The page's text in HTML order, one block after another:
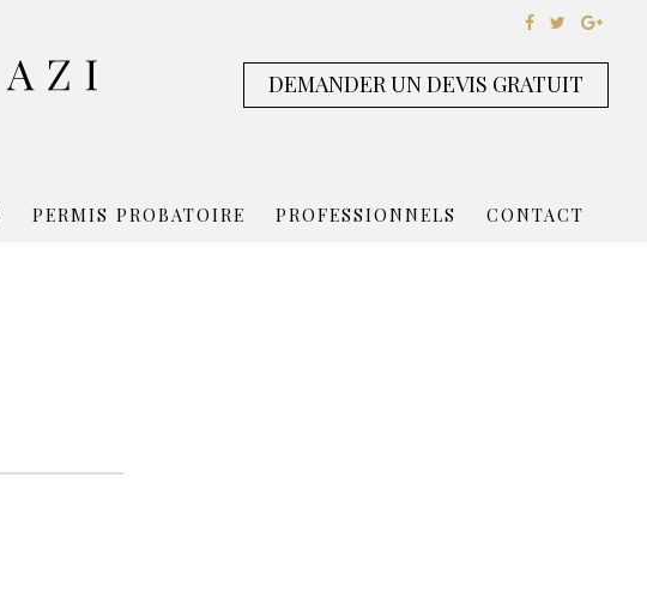
DEMANDER UN DEVIS GRATUIT
PERMIS PROBATOIRE PROFESSIONNELS CONTACT